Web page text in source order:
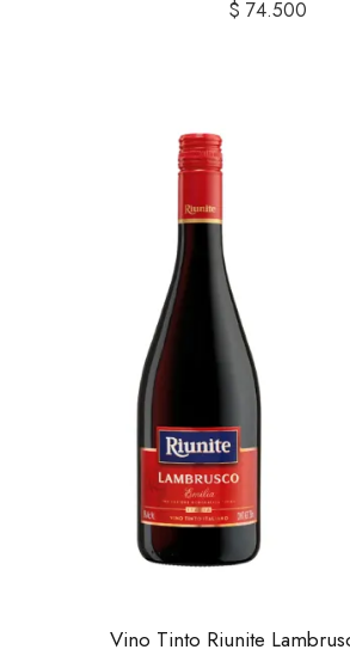
$ 74.500
Vino Tinto Riunite